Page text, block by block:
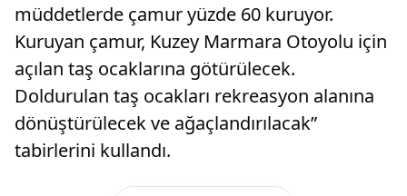
müddetlerde çamur yüzde 60 kuruyor.
Kuruyan çamur, Kuzey Marmara Otoyolu için
açılan taş ocaklarına götürülecek.
Doldurulan taş ocakları rekreasyon alanına
dönüştürülecek ve ağaçlandırılacak”
tabirlerini kullandı.